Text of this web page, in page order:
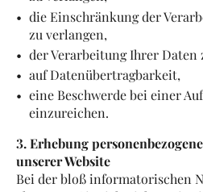
die Einschränkung der
zu verlangen,
der Verarbeitung Ihrer Daten
auf Datenübertragbarkeit,
eine Beschwerde bei einer
einzureichen.
3. Erhebung
unserer Website
Bei der bloß informatorischen